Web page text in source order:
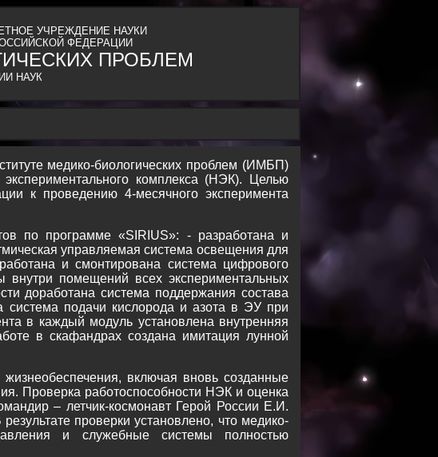
УЧРЕЖДЕНИЕ НАУКИ
ФЕДЕРАЦИИ
ПРОБЛЕМ
НАУК
медико-биологических проблем (ИМБП)
экспериментального комплекса (НЭК). Целью
к проведению 4-месячного эксперимента
по программе «SIRIUS»: - разработана и
управляемая система освещения для
и смонтирована система цифрового
помещений всех экспериментальных
доработана система поддержания состава
система подачи кислорода и азота в ЭУ при
в каждый модуль установлена внутренняя
в скафандрах создана имитация лунной
включая вновь созданные
Проверка работоспособности НЭК и оценка
– летчик-космонавт Герой России Е.И.
проверки установлено, что медико-
и служебные системы полностью